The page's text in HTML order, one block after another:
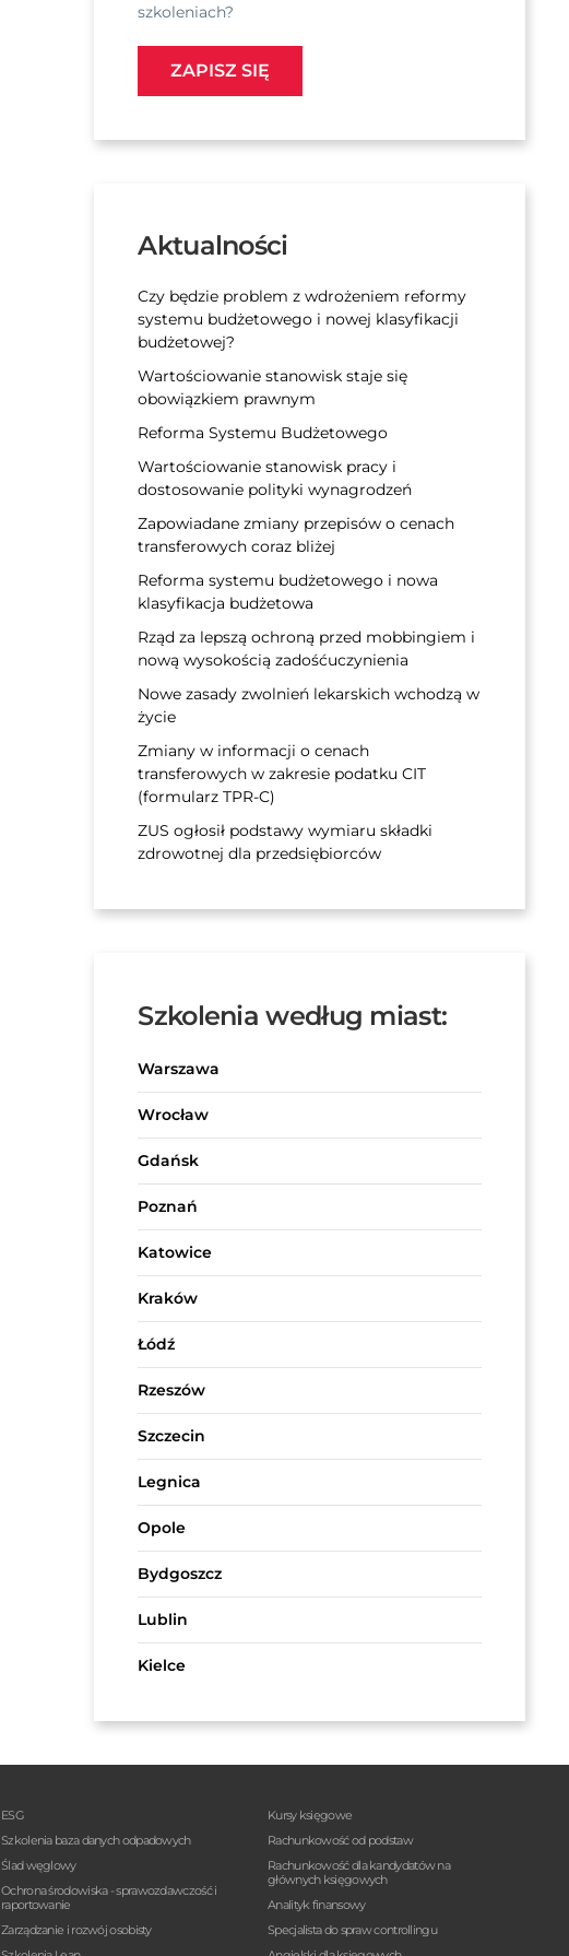
szkoleniach?
ZAPISZ SIĘ
Aktualności
Czy będzie problem z wdrożeniem reformy
systemu budżetowego i nowej klasyfikacji
budżetowej?
Wartościowanie stanowisk staje się
obowiązkiem prawnym
Reforma Systemu Budżetowego
Wartościowanie stanowisk pracy i
dostosowanie polityki wynagrodzeń
Zapowiadane zmiany przepisów o cenach
transferowych coraz bliżej
Reforma systemu budżetowego i nowa
klasyfikacja budżetowa
Rząd za lepszą ochroną przed mobbingiem i
nową wysokością zadośćuczynienia
Nowe zasady zwolnień lekarskich wchodzą w
życie
Zmiany w informacji o cenach
transferowych w zakresie podatku CIT
(formularz TPR-C)
ZUS ogłosił podstawy wymiaru składki
zdrowotnej dla przedsiębiorców
Szkolenia według miast:
Warszawa
Wrocław
Gdańsk
Poznań
Katowice
Kraków
Łódź
Rzeszów
Szczecin
Legnica
Opole
Bydgoszcz
Lublin
Kielce
ESG
Szkolenia baza danych odpadowych
Ślad węglowy
Ochrona środowiska - sprawozdawczość i
raportowanie
Zarządzanie i rozwój osobisty
Kursy księgowe
Rachunkowość od podstaw
Rachunkowość dla kandydatów na
głównych księgowych
Analityk finansowy
Specjalista do spraw controllingu